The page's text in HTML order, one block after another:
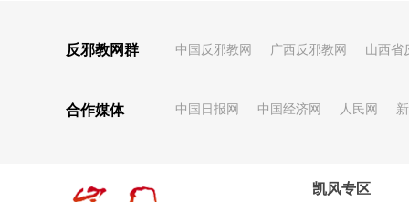
反邪教网群
合作媒体
中国反邪教网 广西反邪教网 山西省
中国日报网 中国经济网 人民网
凯风专区